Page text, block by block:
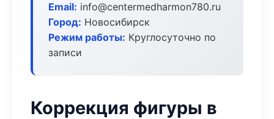
Email: info@centermedharmon780.ru
Город: Новосибирск
Режим работы: Круглосуточно по
записи
Коррекция фигуры в